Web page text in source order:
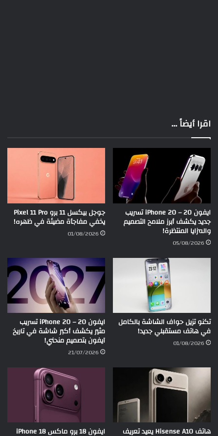
اقرا أيضاً ...
ايفون 20 – iPhone 20 تسريب
جديد يكشف أبرز ملامح التصميم
والمزايا المنتظرة!
05/08/2026
جوجل بيكسل 11 برو Pixel 11 Pro
يخفي مفاجأة مضيئة في ظهره!
01/08/2026
تكنو تزيل حواف الشاشة بالكامل
في هاتف مستقبلي جديد!
01/08/2026
ايفون 20 – iPhone 20 تسريب
مثير يكشف أكبر شاشة في تاريخ
آيفون بتصميم منحني!
21/07/2026
هاتف Hisense A10 يعيد تعريف ايفون 18 برو ماكس iPhone 18